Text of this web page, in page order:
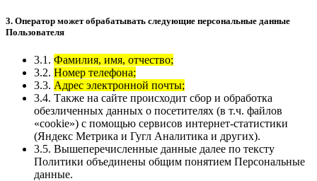
3. Оператор может обрабатывать следующие персональные данные
Пользователя
3.1. Фамилия, имя, отчество;
3.2. Номер телефона;
3.3. Адрес электронной почты;
3.4. Также на сайте происходит сбор и обработка
обезличенных данных о посетителях (в т.ч. файлов
«cookie») с помощью сервисов интернет-статистики
(Яндекс Метрика и Гугл Аналитика и других).
3.5. Вышеперечисленные данные далее по тексту
Политики объединены общим понятием Персональные
данные.